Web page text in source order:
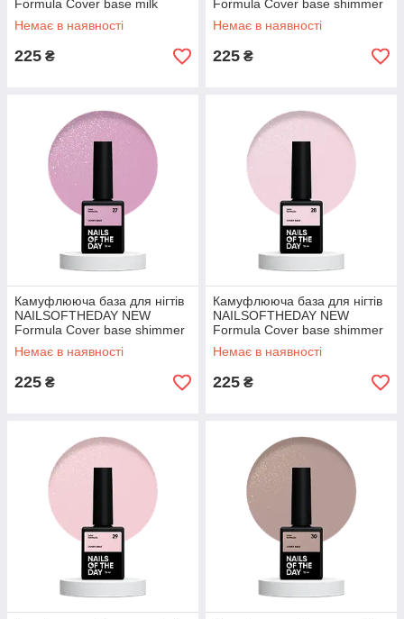
Formula Cover base milk
shimmer 07, 10 мл
Немає в наявності
225 ₴
Formula Cover base shimmer
26, 10 мл
Немає в наявності
225 ₴
Камуфлююча база для нігтів
NAILSOFTHEDAY NEW
Formula Cover base shimmer
27, 10 мл
Немає в наявності
225 ₴
Камуфлююча база для нігтів
NAILSOFTHEDAY NEW
Formula Cover base shimmer
28, 10 мл
Немає в наявності
225 ₴